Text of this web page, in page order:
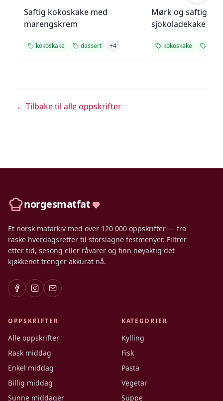
Saftig kokoskake med
marengskrem
kokoskake dessert +4
Mørk og saftig
sjokoladekake
kokoskake
← Tilbake til alle oppskrifter
norgesmatfat
Et norsk matarkiv med over 120 000 oppskrifter — fra
raske hverdagsretter til storslagne festmenyer. Filtrer
etter tid, sesong eller råvarer og finn nøyaktig det
kjøkkenet trenger akkurat nå.
OPPSKRIFTER
Alle oppskrifter
Rask middag
Enkel middag
Billig middag
Sunne middager
KATEGORIER
Kylling
Fisk
Pasta
Vegetar
Suppe